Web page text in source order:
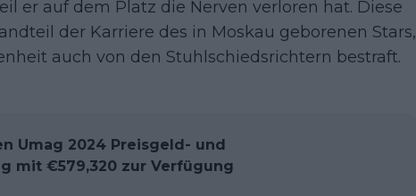
er auf dem Platz die Nerven verloren hat. Diese
der Karriere des in Moskau geborenen Stars,
auch von den Stuhlschiedsrichtern bestraft.
Umag 2024 Preisgeld- und
mit €579,320 zur Verfügung